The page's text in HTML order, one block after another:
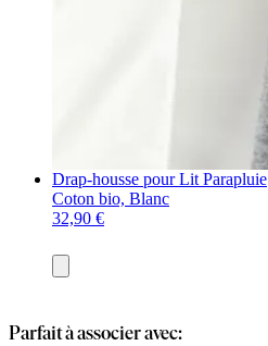
Drap-housse pour Lit Parapluie
Coton bio, Blanc
32,90 €
au
Parfait à associer avec: